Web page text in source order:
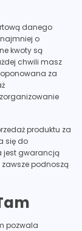
danego
o
kwoty są
chwili masz
za
produktu za
się do
jest gwarancją
podnoszą
pozwala